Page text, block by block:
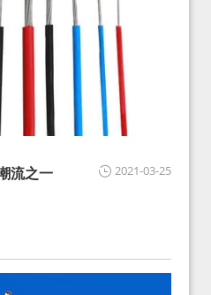
2021-03-25
流之一